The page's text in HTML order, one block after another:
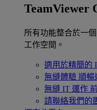
TeamViewer
所有功能整合於一
工作空間。
適用於精簡的
無縫體驗 順暢
無縫 IT 運作
請聯絡我們的